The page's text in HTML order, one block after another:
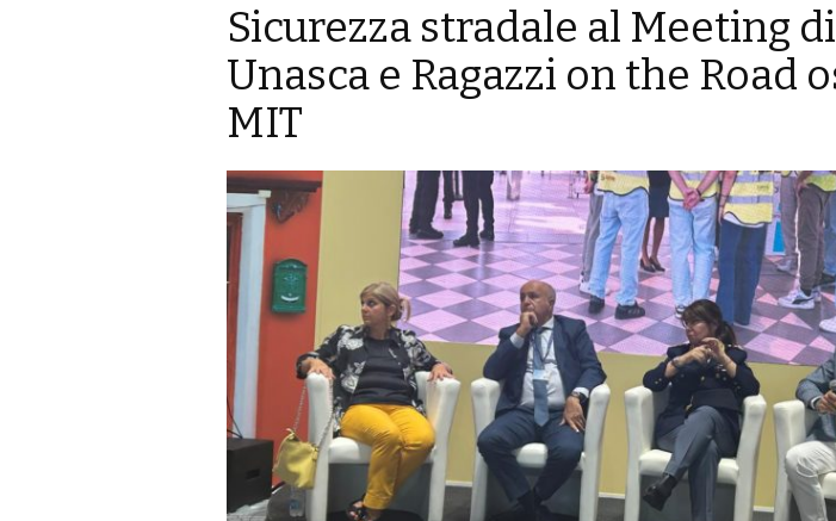
Sicurezza stradale al Meeting
Unasca e Ragazzi on the Road
MIT